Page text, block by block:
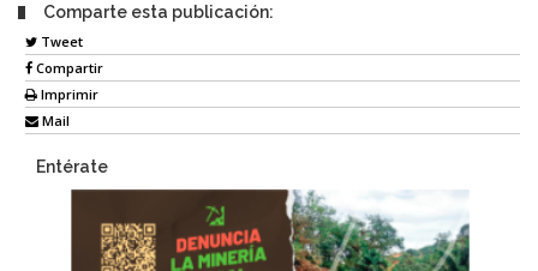
Comparte esta publicación:
Tweet
Compartir
Imprimir
Mail
Entérate